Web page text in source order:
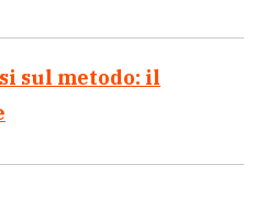
sul metodo: il